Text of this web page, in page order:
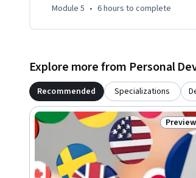
Module 5 • 6 hours to complete
Explore more from Personal
Recommended Specializations
Status:
Preview